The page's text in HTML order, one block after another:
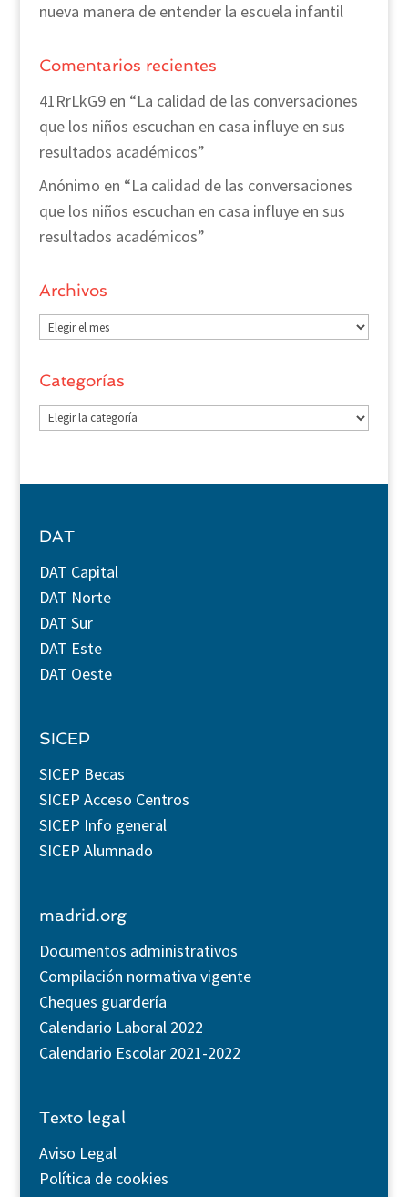
nueva manera de entender la escuela infantil
Comentarios recientes
41RrLkG9en “La calidad de las conversaciones
que los niños escuchan en casa influye en sus
resultados académicos”
Anónimo en “La calidad de las conversaciones
que los niños escuchan en casa influye en sus
resultados académicos”
Archivos
Archivos
Categorías
Categorías
DAT
DAT Capital
DAT Norte
DAT Sur
DAT Este
DAT Oeste
SICEP
SICEP Becas
SICEP Acceso Centros
SICEP Info general
SICEP Alumnado
madrid.org
Documentos administrativos
Compilación normativa vigente
Cheques guardería
Calendario Laboral 2022
Calendario Escolar 2021-2022
Texto legal
Aviso Legal
Política de cookies